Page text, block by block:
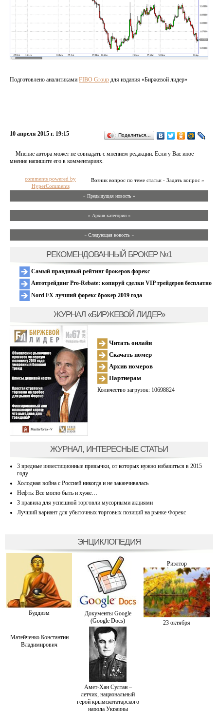
Подготовлено аналитиками FIBO Group для издания «Биржевой лидер»
10 апреля 2015 г. 19:15 Поделиться…
Мнение автора может не совпадать с мнением редакции. Если у Вас иное
мнение напишите его в комментариях.
Возник вопрос по теме статьи - Задать вопрос »
comments powered by
HyperComments
« Предыдущая новость «
» Архив категории «
» Следующая новость »
РЕКОМЕНДОВАННЫЙ БРОКЕР №1
Самый правдивый рейтинг брокеров форекс
Автотрейдинг Pro-Rebate: копируй сделки VIP трейдеров бесплатно
Nord FX лучший форекс брокер 2019 года
ЖУРНАЛ «БИРЖЕВОЙ ЛИДЕР»
Читать онлайн
Скачать номер
Архив номеров
Партнерам
Количество загрузок: 10698824
ЖУРНАЛ, ИНТЕРЕСНЫЕ СТАТЬИ
3 вредные инвестиционные привычки, от которых нужно избавиться в 2015
году
Холодная война с Россией никогда и не заканчивалась
Нефть: Все могло быть и хуже…
3 правила для успешной торговли мусорными акциями
Лучший вариант для убыточных торговых позиций на рынке Форекс
ЭНЦИКЛОПЕДИЯ
Буддизм
Документы Google
(Google Docs)
Риэлтор
23 октября
Матейченко Константин
Владимирович
Амет-Хан Султан –
летчик, национальный
герой крымскотатарского
народа Украины